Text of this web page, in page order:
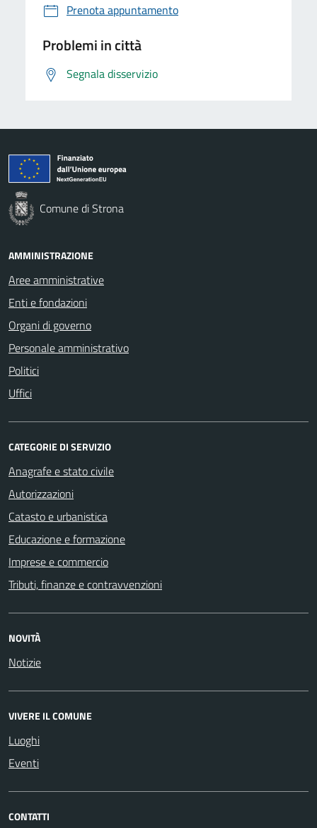
Prenota appuntamento
Problemi in città
Segnala disservizio
Comune di Strona
AMMINISTRAZIONE
Aree amministrative
Enti e fondazioni
Organi di governo
Personale amministrativo
Politici
Uffici
CATEGORIE DI SERVIZIO
Anagrafe e stato civile
Autorizzazioni
Catasto e urbanistica
Educazione e formazione
Imprese e commercio
Tributi, finanze e contravvenzioni
NOVITÀ
Notizie
VIVERE IL COMUNE
Luoghi
Eventi
CONTATTI